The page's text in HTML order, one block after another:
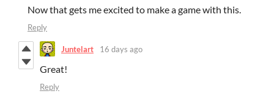
Now that gets me excited to make a game with this.
Reply
Juntelart 16 days ago
Great!
Reply